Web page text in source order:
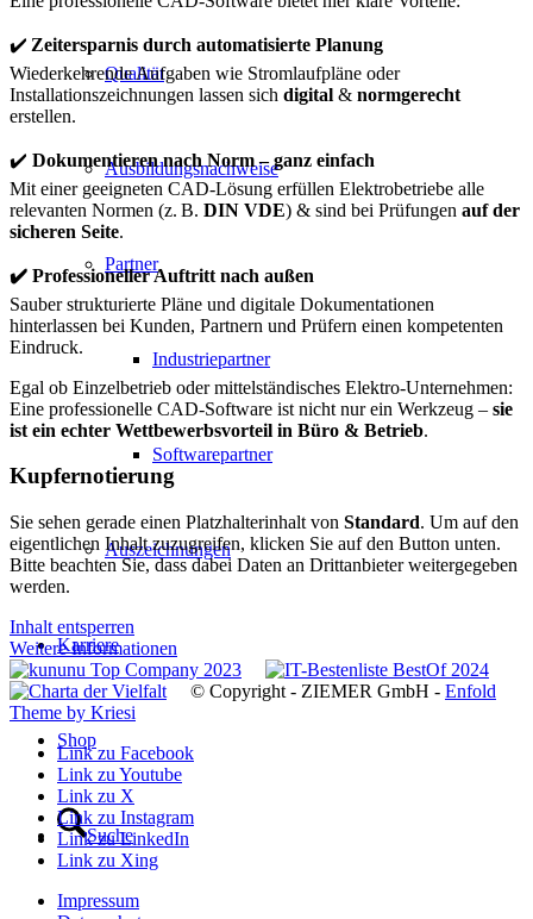
Qualität
Ausbildungsnachweise
Partner
Industriepartner
Softwarepartner
Auszeichnungen
Karriere
Shop
Suche
✔️ Zeitersparnis durch automatisierte Planung
Wiederkehrende Aufgaben wie Stromlaufpläne oder
Installationszeichnungen lassen sich digital & normgerecht
erstellen.
✔️ Dokumentieren nach Norm – ganz einfach
Mit einer geeigneten CAD-Lösung erfüllen Elektrobetriebe alle
relevanten Normen (z. B. DIN VDE) & sind bei Prüfungen auf der
sicheren Seite.
✔️ Professioneller Auftritt nach außen
Sauber strukturierte Pläne und digitale Dokumentationen
hinterlassen bei Kunden, Partnern und Prüfern einen kompetenten
Eindruck.
Egal ob Einzelbetrieb oder mittelständisches Elektro-Unternehmen:
Eine professionelle CAD-Software ist nicht nur ein Werkzeug – sie
ist ein echter Wettbewerbsvorteil in Büro & Betrieb.
Kupfernotierung
Sie sehen gerade einen Platzhalterinhalt von Standard. Um auf den
eigentlichen Inhalt zuzugreifen, klicken Sie auf den Button unten.
Bitte beachten Sie, dass dabei Daten an Drittanbieter weitergegeben
werden.
Inhalt entsperren
Weitere Informationen
© Copyright - ZIEMER GmbH - Enfold
Theme by Kriesi
Link zu Facebook
Link zu Youtube
Link zu X
Link zu Instagram
Link zu LinkedIn
Link zu Xing
Impressum